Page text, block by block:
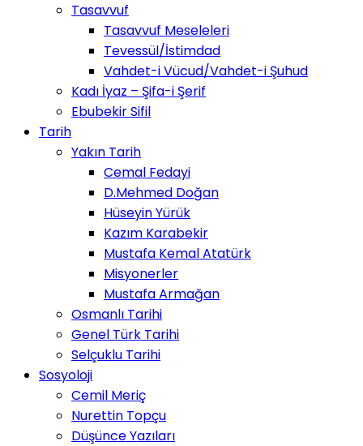
Tasavvuf
Tasavvuf Meseleleri
Tevessül/İstimdad
Vahdet-i Vücud/Vahdet-i Şuhud
Kadı İyaz – Şifa-i Şerif
Ebubekir Sifil
Tarih
Yakın Tarih
Cemal Fedayi
D.Mehmed Doğan
Hüseyin Yürük
Kazım Karabekir
Mustafa Kemal Atatürk
Misyonerler
Mustafa Armağan
Osmanlı Tarihi
Genel Türk Tarihi
Selçuklu Tarihi
Sosyoloji
Cemil Meriç
Nurettin Topçu
Düşünce Yazıları